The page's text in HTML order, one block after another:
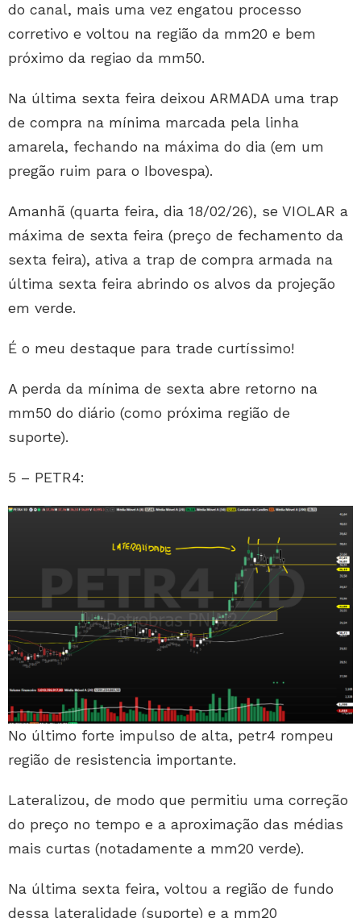
do canal, mais uma vez engatou processo
corretivo e voltou na região da mm20 e bem
próximo da regiao da mm50.
Na última sexta feira deixou ARMADA uma trap
de compra na mínima marcada pela linha
amarela, fechando na máxima do dia (em um
pregão ruim para o Ibovespa).
Amanhã (quarta feira, dia 18/02/26), se VIOLAR a
máxima de sexta feira (preço de fechamento da
sexta feira), ativa a trap de compra armada na
última sexta feira abrindo os alvos da projeção
em verde.
É o meu destaque para trade curtíssimo!
A perda da mínima de sexta abre retorno na
mm50 do diário (como próxima região de
suporte).
5 – PETR4:
No último forte impulso de alta, petr4 rompeu
região de resistencia importante.
Lateralizou, de modo que permitiu uma correção
do preço no tempo e a aproximação das médias
mais curtas (notadamente a mm20 verde).
Na última sexta feira, voltou a região de fundo
dessa lateralidade (suporte) e a mm20